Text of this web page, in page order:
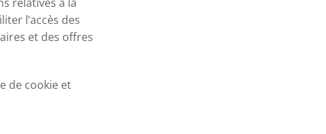
l’accès des
et des offres
de cookie et